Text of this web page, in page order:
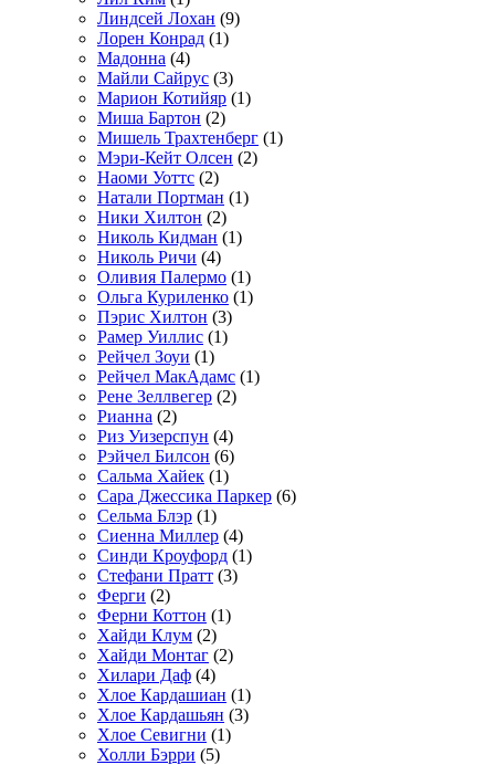
Линдсей Лохан (9)
Лорен Конрад (1)
Мадонна (4)
Майли Сайрус (3)
Марион Котийяр (1)
Миша Бартон (2)
Мишель Трахтенберг (1)
Мэри-Кейт Олсен (2)
Наоми Уоттс (2)
Натали Портман (1)
Ники Хилтон (2)
Николь Кидман (1)
Николь Ричи (4)
Оливия Палермо (1)
Ольга Куриленко (1)
Пэрис Хилтон (3)
Рамер Уиллис (1)
Рейчел Зоуи (1)
Рейчел МакАдамс (1)
Рене Зеллвегер (2)
Рианна (2)
Риз Уизерспун (4)
Рэйчел Билсон (6)
Сальма Хайек (1)
Сара Джессика Паркер (6)
Сельма Блэр (1)
Сиенна Миллер (4)
Синди Кроуфорд (1)
Стефани Пратт (3)
Ферги (2)
Ферни Коттон (1)
Хайди Клум (2)
Хайди Монтаг (2)
Хилари Даф (4)
Хлое Кардашиан (1)
Хлое Кардашьян (3)
Хлое Севигни (1)
Холли Бэрри (5)